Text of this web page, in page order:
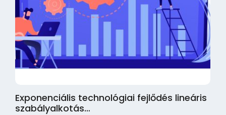
Exponenciális technológiai fejlődés lineáris
szabályalkotás…